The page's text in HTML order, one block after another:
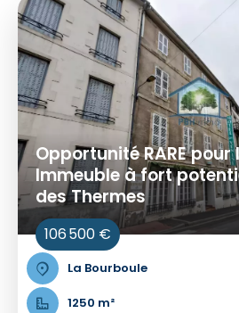
Opportunité RARE
Immeuble à fort
des Thermes
106 500 €
La Bourboule
1250 m²